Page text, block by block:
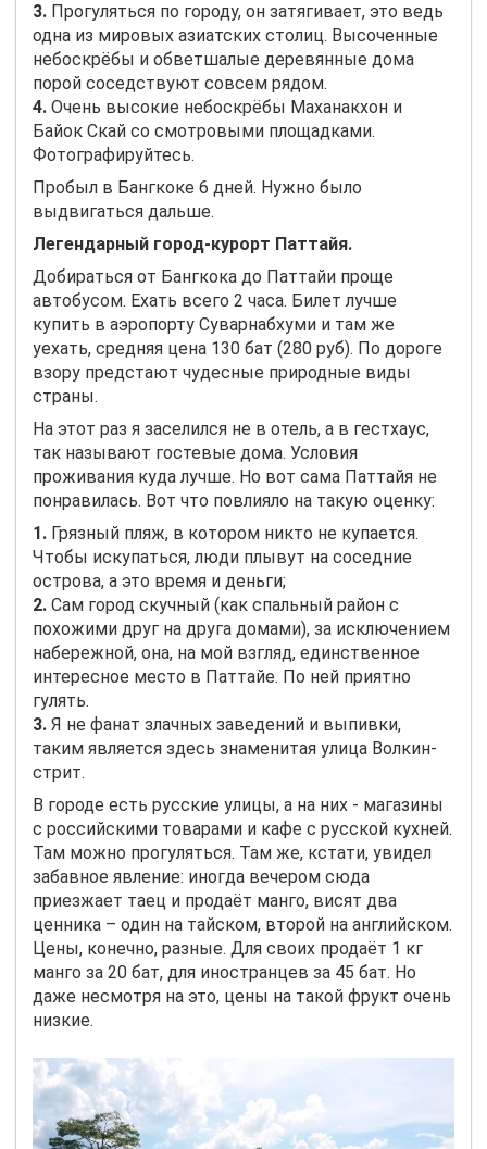
3. Прогуляться по городу, он затягивает, это ведь
одна из мировых азиатских столиц. Высоченные
небоскрёбы и обветшалые деревянные дома
порой соседствуют совсем рядом.
4. Очень высокие небоскрёбы Маханакхон и
Байок Скай со смотровыми площадками.
Фотографируйтесь.
Пробыл в Бангкоке 6 дней. Нужно было
выдвигаться дальше.
Легендарный город-курорт Паттайя.
Добираться от Бангкока до Паттайи проще
автобусом. Ехать всего 2 часа. Билет лучше
купить в аэропорту Суварнабхуми и там же
уехать, средняя цена 130 бат (280 руб). По дороге
взору предстают чудесные природные виды
страны.
На этот раз я заселился не в отель, а в гестхаус,
так называют гостевые дома. Условия
проживания куда лучше. Но вот сама Паттайя не
понравилась. Вот что повлияло на такую оценку:
1. Грязный пляж, в котором никто не купается.
Чтобы искупаться, люди плывут на соседние
острова, а это время и деньги;
2. Сам город скучный (как спальный район с
похожими друг на друга домами), за исключением
набережной, она, на мой взгляд, единственное
интересное место в Паттайе. По ней приятно
гулять.
3. Я не фанат злачных заведений и выпивки,
таким является здесь знаменитая улица Волкин-
стрит.
В городе есть русские улицы, а на них - магазины
с российскими товарами и кафе с русской кухней.
Там можно прогуляться. Там же, кстати, увидел
забавное явление: иногда вечером сюда
приезжает таец и продаёт манго, висят два
ценника – один на тайском, второй на английском.
Цены, конечно, разные. Для своих продаёт 1 кг
манго за 20 бат, для иностранцев за 45 бат. Но
даже несмотря на это, цены на такой фрукт очень
низкие.